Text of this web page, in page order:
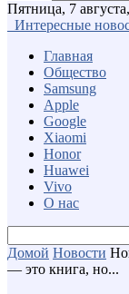
Пятница, 7
Интересные
Главная
Общество
Samsung
Apple
Google
Xiaomi
Honor
Huawei
Vivo
О нас
Домой Новости
— это книга, но...